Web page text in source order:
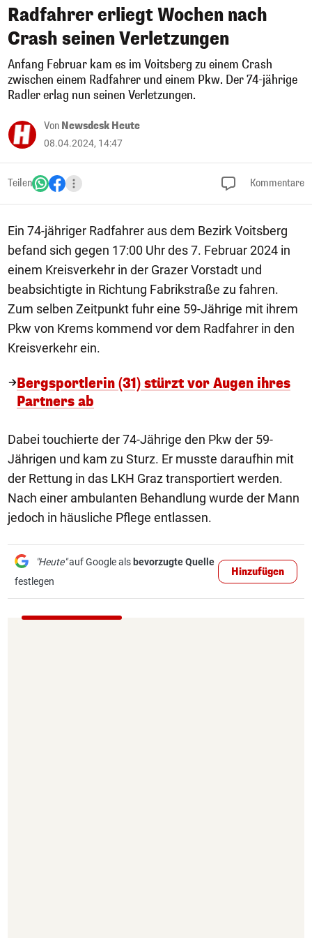
Radfahrer erliegt Wochen nach
Crash seinen Verletzungen
Anfang Februar kam es im Voitsberg zu einem Crash
zwischen einem Radfahrer und einem Pkw. Der 74-jährige
Radler erlag nun seinen Verletzungen.
Von Newsdesk Heute
08.04.2024, 14:47
Teilen Kommentare
Ein 74-jähriger Radfahrer aus dem Bezirk Voitsberg
befand sich gegen 17:00 Uhr des 7. Februar 2024 in
einem Kreisverkehr in der Grazer Vorstadt und
beabsichtigte in Richtung Fabrikstraße zu fahren.
Zum selben Zeitpunkt fuhr eine 59-Jährige mit ihrem
Pkw von Krems kommend vor dem Radfahrer in den
Kreisverkehr ein.
Bergsportlerin (31) stürzt vor Augen ihres
Partners ab
Dabei touchierte der 74-Jährige den Pkw der 59-
Jährigen und kam zu Sturz. Er musste daraufhin mit
der Rettung in das LKH Graz transportiert werden.
Nach einer ambulanten Behandlung wurde der Mann
jedoch in häusliche Pflege entlassen.
"Heute"auf Google als bevorzugte Quelle
festlegen
Hinzufügen